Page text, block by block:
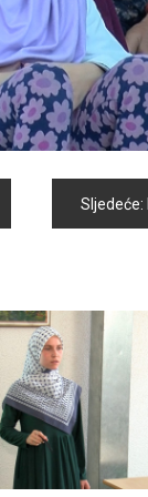
Sljedeće: